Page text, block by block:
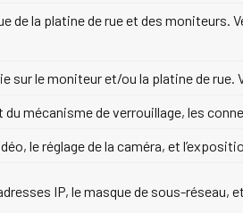
de la platine de rue et des
sur le moniteur et/ou la platine de
mécanisme de verrouillage, les
le réglage de la caméra, et
IP, le masque de sous-réseau,